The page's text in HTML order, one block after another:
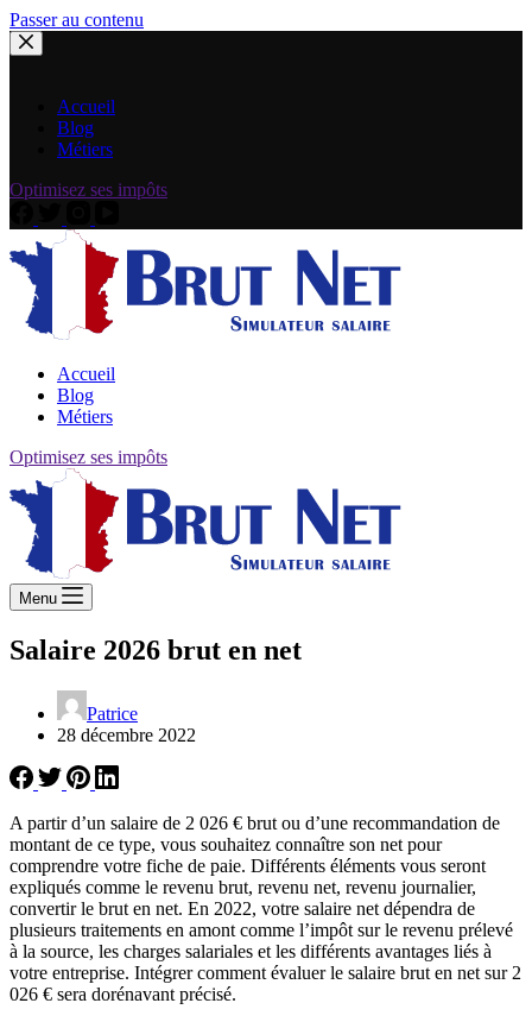
Passer au contenu
Accueil
Blog
Métiers
Optimisez ses impôts
Accueil
Blog
Métiers
Optimisez ses impôts
Menu
Salaire 2026 brut en net
Patrice
28 décembre 2022
A partir d’un salaire de 2 026 € brut ou d’une recommandation de
montant de ce type, vous souhaitez connaître son net pour
comprendre votre fiche de paie. Différents éléments vous seront
expliqués comme le revenu brut, revenu net, revenu journalier,
convertir le brut en net. En 2022, votre salaire net dépendra de
plusieurs traitements en amont comme l’impôt sur le revenu prélevé
à la source, les charges salariales et les différents avantages liés à
votre entreprise. Intégrer comment évaluer le salaire brut en net sur 2
026 € sera dorénavant précisé.